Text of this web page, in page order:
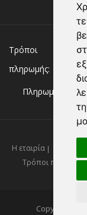
Τρόποι
πληρωμής:
Πληρωμή με:
Η εταιρία
Τρόποι πληρωμής
Copyright